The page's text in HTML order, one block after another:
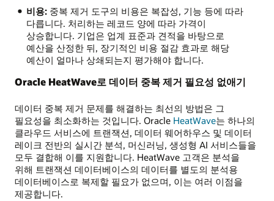
비용: 중복 제거 도구의 비용은 복잡성, 기능 등에 따라
다릅니다. 처리하는 레코드 양에 따라 가격이
상승합니다. 기업은 업계 표준과 견적을 바탕으로
예산을 산정한 뒤, 장기적인 비용 절감 효과로 해당
예산이 얼마나 상쇄되는지 평가해야 합니다.
Oracle HeatWave로 데이터 중복 제거 필요성 없애기
데이터 중복 제거 문제를 해결하는 최선의 방법은 그
필요성을 최소화하는 것입니다. Oracle HeatWave는 하나의
클라우드 서비스에 트랜잭션, 데이터 웨어하우스 및 데이터
레이크 전반의 실시간 분석, 머신러닝, 생성형 AI 서비스들을
모두 결합해 이를 지원합니다. HeatWave 고객은 분석을
위해 트랜잭션 데이터베이스의 데이터를 별도의 분석용
데이터베이스로 복제할 필요가 없으며, 이는 여러 이점을
제공합니다.